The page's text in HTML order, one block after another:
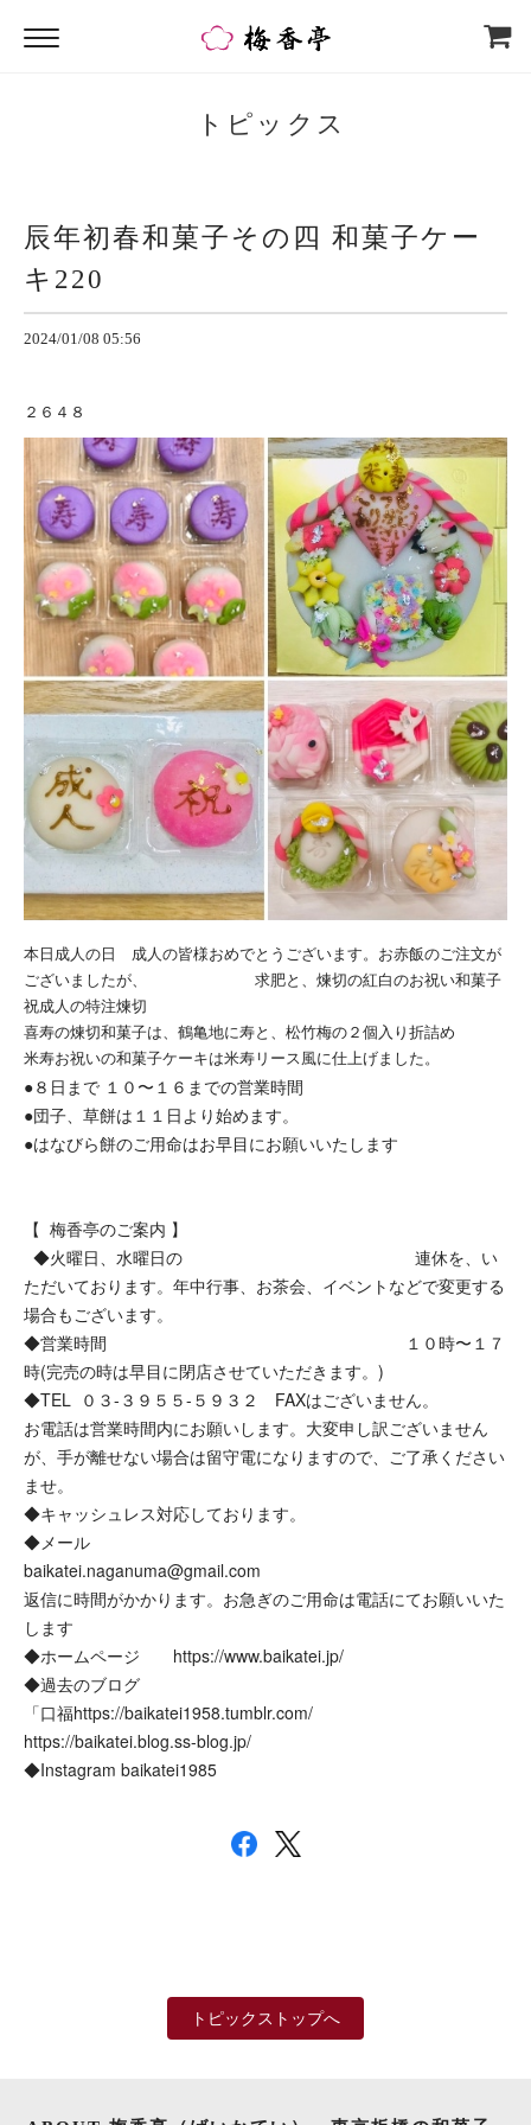
トピックス
辰年初春和菓子その四 和菓子ケー
キ220
2024/01/08 05:56
２６４８
本日成人の日 成人の皆様おめでとうございます。お赤飯のご注文が
ございましたが、 求肥と、煉切の紅白のお祝い和菓子
祝成人の特注煉切
喜寿の煉切和菓子は、鶴亀地に寿と、松竹梅の２個入り折詰め
米寿お祝いの和菓子ケーキは米寿リース風に仕上げました。
●８日まで １０〜１６までの営業時間
●団子、草餅は１１日より始めます。
●はなびら餅のご用命はお早目にお願いいたします
【 梅香亭のご案内 】
◆火曜日、水曜日の 連休を、い
ただいております。 年中行事、お茶会、イベントなどで変更する
場合もございます。
◆営業時間 １０時〜１７
時(完売の時は早目に閉店させていただきます。)
◆TEL ０３-３９５５-５９３２ FAXはございません。
お電話は営業時間内にお願いします。大変申し訳ございません
が、手が離せない場合は留守電になりますので、ご了承ください
ませ。
◆キャッシュレス対応しております。
◆メール
baikatei.naganuma@gmail.com
返信に時間がかかります。お急ぎのご用命は電話にてお願いいた
します
◆ホームページ
https://www.baikatei.jp/
◆過去のブログ
「口福https://baikatei1958.tumblr.com/
https://baikatei.blog.ss-blog.jp/
◆Instagram baikatei1985
トピックストップへ